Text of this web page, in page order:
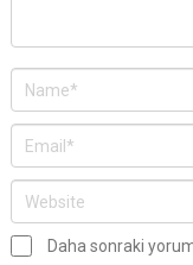
Daha sonraki